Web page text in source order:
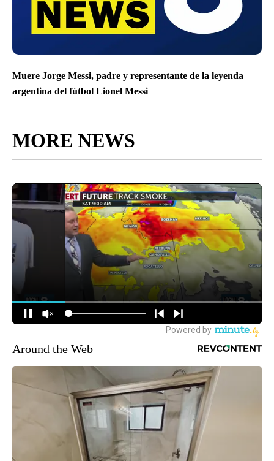
Muere Jorge Messi, padre y representante de la leyenda
argentina del fútbol Lionel Messi
MORE NEWS
Around the Web